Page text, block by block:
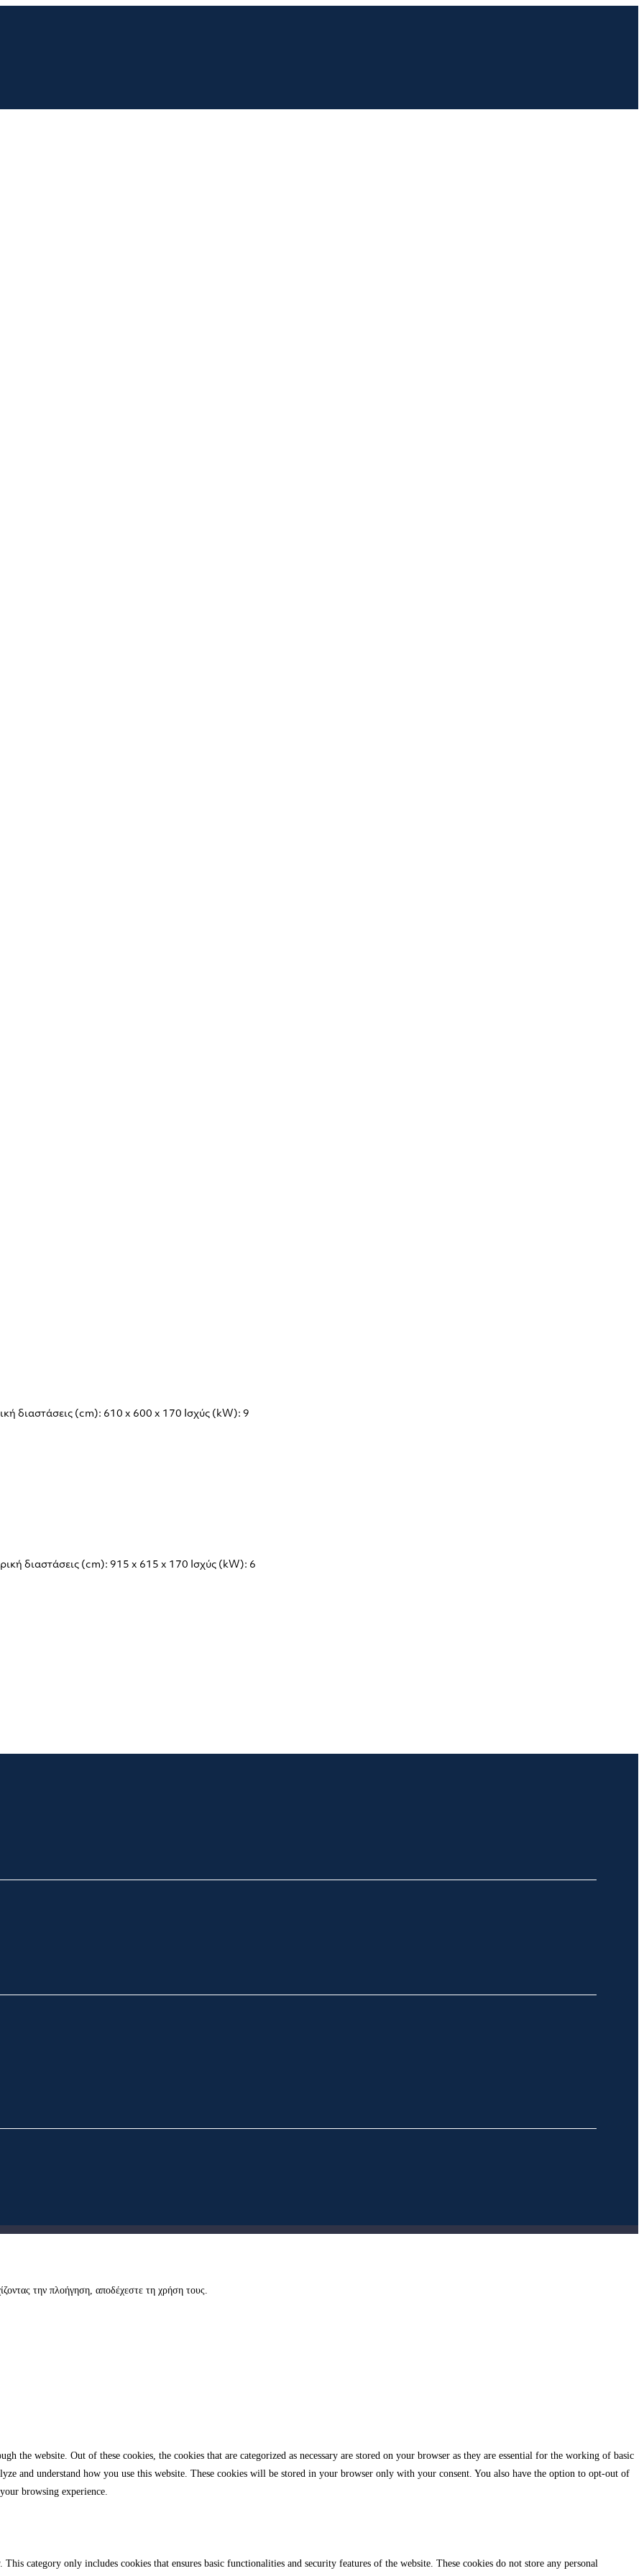
διαστάσεις (cm): 610 x 600 x 170 Ισχύς (kW): 9
διαστάσεις (cm): 915 x 615 x 170 Ισχύς (kW): 6
την πλοήγηση, αποδέχεστε τη χρήση τους.
the website. Out of these cookies, the cookies that are categorized as necessary are stored on your browser as they are essential for the working of basic
and understand how you use this website. These cookies will be stored in your browser only with your consent. You also have the option to opt-out of
browsing experience.
category only includes cookies that ensures basic functionalities and security features of the website. These cookies do not store any personal